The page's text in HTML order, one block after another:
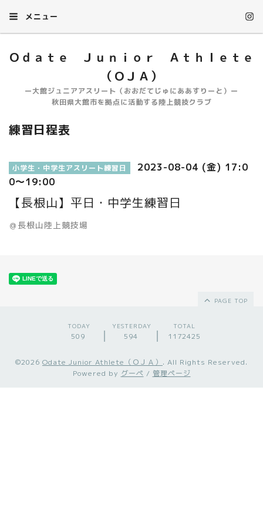
メニュー
Ｏｄａｔｅ Ｊｕｎｉｏｒ Ａｔｈｌｅｔｅ
（ＯＪＡ）
ー大館ジュニアアスリート（おおだてじゅにああすりーと）ー
秋田県大館市を拠点に活動する陸上競技クラブ
練習日程表
小学生・中学生アスリート練習日
2023-08-04 (金) 17:0
0～19:00
【長根山】平日・中学生練習日
＠長根山陸上競技場
PAGE TOP
TODAY
509
YESTERDAY
594
TOTAL
1172425
©2026 Odate Junior Athlete（ＯＪＡ） . All Rights Reserved.
Powered by グーペ / 管理ページ